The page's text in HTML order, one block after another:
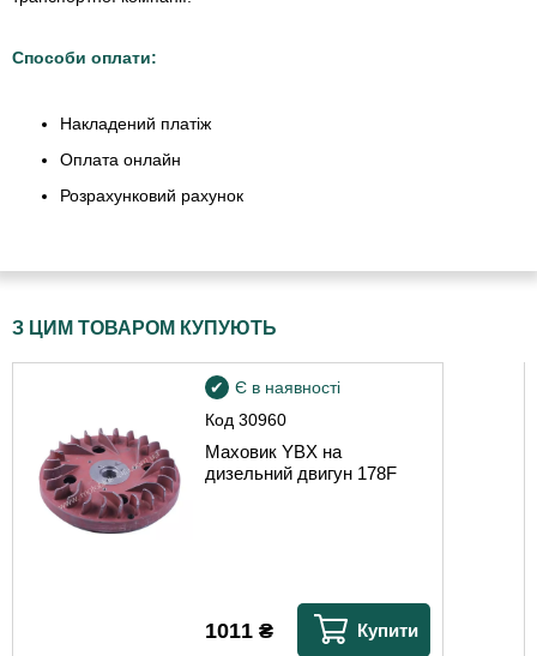
Способи оплати:
Накладений платіж
Оплата онлайн
Розрахунковий рахунок
З ЦИМ ТОВАРОМ КУПУЮТЬ
Код 30960
Є в наявності
Маховик YBX на
дизельний двигун 178F
1011 ₴ Купити